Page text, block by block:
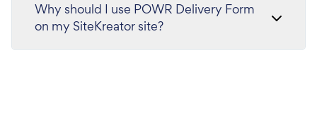
Why should I use POWR Delivery Form
on my SiteKreator site?